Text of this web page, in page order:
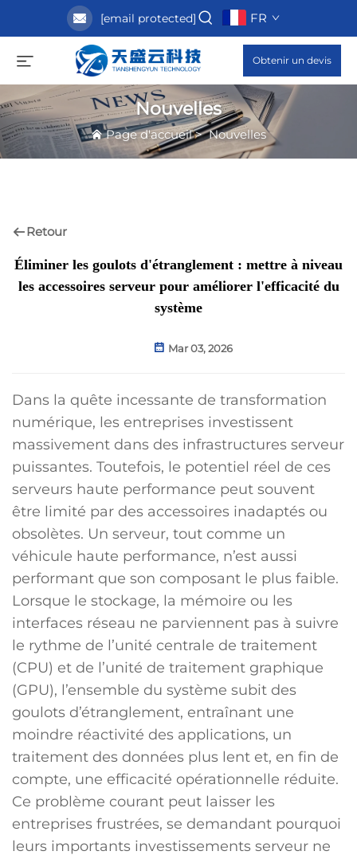
[email protected] FR
Obtenir un devis
Nouvelles
Page d'accueil>Nouvelles
Retour
Éliminer les goulots d'étranglement : mettre à niveau
les accessoires serveur pour améliorer l'efficacité du
système
Mar 03, 2026
Dans la quête incessante de transformation
numérique, les entreprises investissent
massivement dans des infrastructures serveur
puissantes. Toutefois, le potentiel réel de ces
serveurs haute performance peut souvent
être limité par des accessoires inadaptés ou
obsolètes. Un serveur, tout comme un
véhicule haute performance, n’est aussi
performant que son composant le plus faible.
Lorsque le stockage, la mémoire ou les
interfaces réseau ne parviennent pas à suivre
le rythme de l’unité centrale de traitement
(CPU) et de l’unité de traitement graphique
(GPU), l’ensemble du système subit des
goulots d’étranglement, entraînant une
moindre réactivité des applications, un
traitement des données plus lent et, en fin de
compte, une efficacité opérationnelle réduite.
Ce problème courant peut laisser les
entreprises frustrées, se demandant pourquoi
leurs importants investissements serveur ne